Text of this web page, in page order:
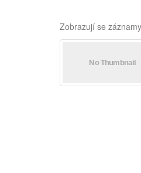
Zobrazují se